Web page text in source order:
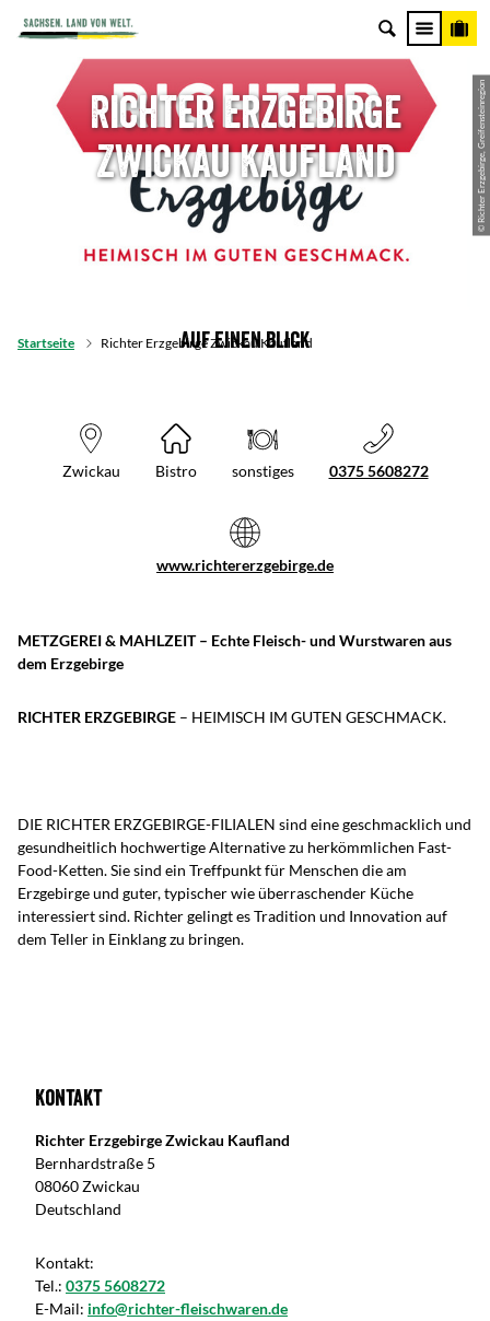
© Richter Erzgebirge, Greifensteinregion
Richter Erzgebirge
Zwickau Kaufland
Startseite Richter Erzgebirge Zwickau Kaufland
Auf einen Blick
Zwickau Bistro sonstiges 0375 5608272
www.richtererzgebirge.de
METZGEREI & MAHLZEIT – Echte Fleisch- und Wurstwaren aus
dem Erzgebirge
RICHTER ERZGEBIRGE – HEIMISCH IM GUTEN GESCHMACK.
DIE RICHTER ERZGEBIRGE-FILIALEN sind eine geschmacklich und
gesundheitlich hochwertige Alternative zu herkömmlichen Fast-
Food-Ketten. Sie sind ein Treffpunkt für Menschen die am
Erzgebirge und guter, typischer wie überraschender Küche
interessiert sind. Richter gelingt es Tradition und Innovation auf
dem Teller in Einklang zu bringen.
Kontakt
Richter Erzgebirge Zwickau Kaufland
Bernhardstraße 5
08060 Zwickau
Deutschland
Kontakt:
Tel.: 0375 5608272
E-Mail: info@richter-fleischwaren.de